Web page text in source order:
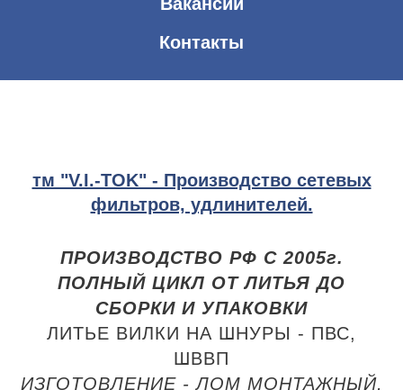
Контакты
тм "V.I.-TOK" - Производство сетевых
фильтров, удлинителей.
ПРОИЗВОДСТВО РФ С 2005г.
ПОЛНЫЙ ЦИКЛ ОТ ЛИТЬЯ ДО
СБОРКИ И УПАКОВКИ
ЛИТЬЕ ВИЛКИ НА ШНУРЫ - ПВС,
ШВВП
ИЗГОТОВЛЕНИЕ - ЛОМ МОНТАЖНЫЙ,